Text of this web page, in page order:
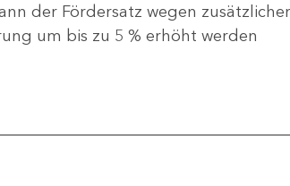
der Fördersatz wegen
um bis zu 5 % erhöht werden